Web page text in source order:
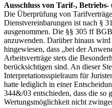
Ausschluss von Tarif-,
Die Überprüfung von
Dienstvereinbarungen ist nach §
ausgenommen. Die §§ 305 ff
anzuwenden. Darüber hinaus
hingewiesen, dass „bei der
Arbeitsverträge stets die
berücksichtigen sind. An dieser
Interpretationsspielraum für
hatte lediglich in einer
344&/03 entschieden, dass die so
Wertungsmöglichkeit nicht